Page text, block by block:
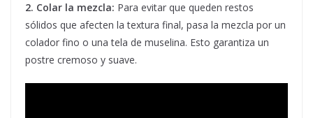
2. Colar la mezcla: Para evitar que queden restos
sólidos que afecten la textura final, pasa la mezcla por un
colador fino o una tela de muselina. Esto garantiza un
postre cremoso y suave.